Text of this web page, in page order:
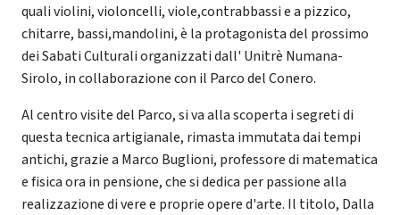
quali violini, violoncelli, viole,contrabbassi e a pizzico,
chitarre, bassi,mandolini, è la protagonista del prossimo
dei Sabati Culturali organizzati dall' Unitrè Numana-
Sirolo, in collaborazione con il Parco del Conero.
Al centro visite del Parco, si va alla scoperta i segreti di
questa tecnica artigianale, rimasta immutata dai tempi
antichi, grazie a Marco Buglioni, professore di matematica
e fisica ora in pensione, che si dedica per passione alla
realizzazione di vere e proprie opere d'arte. Il titolo, Dalla